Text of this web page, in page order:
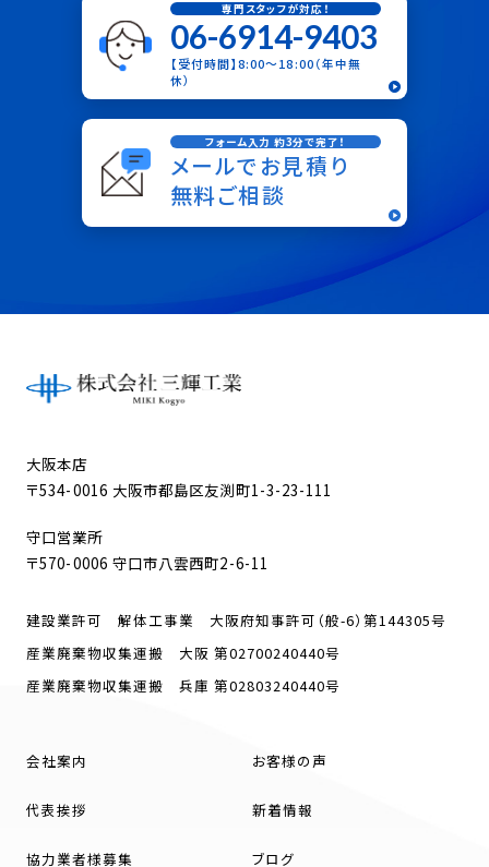
専門スタッフが対応！
06-6914-9403
【受付時間】8:00〜18:00（年中無
休）
フォーム入力 約3分で完了！
メールでお見積り
無料ご相談
大阪本店
〒534-0016 大阪市都島区友渕町1-3-23-111
守口営業所
〒570-0006 守口市八雲西町2-6-11
建設業許可 解体工事業 大阪府知事許可（般-6）第144305号
産業廃棄物収集運搬 大阪 第02700240440号
産業廃棄物収集運搬 兵庫 第02803240440号
会社案内
代表挨拶
協力業者様募集
お客様の声
新着情報
ブログ